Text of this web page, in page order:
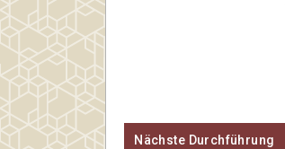
Nächste Durchführung